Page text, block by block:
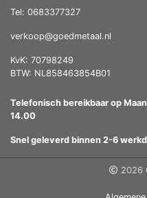
Tel: 0683377327
verkoop@goedmetaal.nl
KvK: 70798249
BTW: NL858463854B01
Telefonisch bereikbaar op
14.00
Snel geleverd binnen 2-6
2026